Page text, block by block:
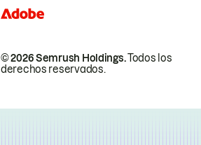
© 2026 Semrush Holdings.Todos los
derechos reservados.